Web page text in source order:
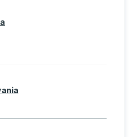
with O
with P